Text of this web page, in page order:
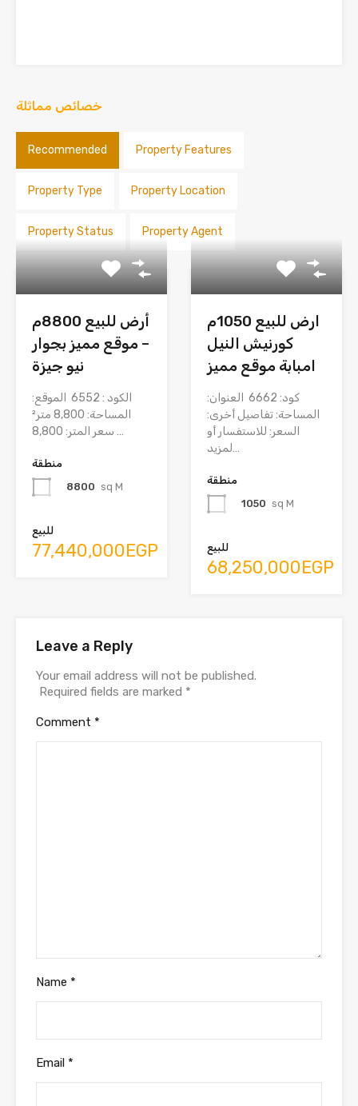
خصائص مماثلة
Recommended Property Features
Property Type Property Location
Property Status Property Agent
أرض للبيع 8800م
– موقع مميز بجوار
نيو جيزة
الكود : 6552 الموقع:
المساحة: 8,800 متر²
سعر المتر: 8,800…
منطقة
8800 sq M
للبيع
77,440,000EGP
ارض للبيع 1050م
كورنيش النيل
امبابة موقع مميز
كود: 6662 العنوان:
المساحة: تفاصيل أخرى:
السعر: للاستفسار أو
لمزيد…
منطقة
1050 sq M
للبيع
68,250,000EGP
Leave a Reply
Your email address will not be published.
Required fields are marked *
Comment *
Name *
Email *